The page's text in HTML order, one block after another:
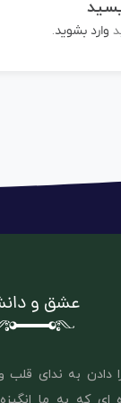
وارد بشوید.
عشق و
به ندای قلب